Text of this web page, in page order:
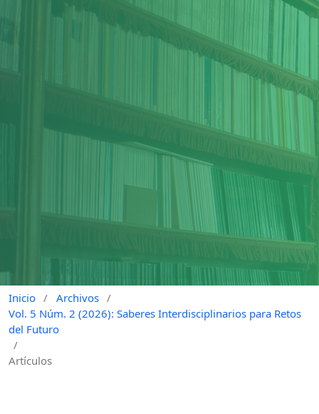
Inicio / Archivos /
Vol. 5 Núm. 2 (2026): Saberes Interdisciplinarios para Retos
del Futuro
/
Artículos